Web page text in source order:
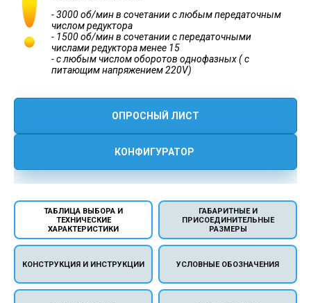
- 3000 об/мин в сочетании с любым передаточным
числом редуктора
- 1500 об/мин в сочетании с передаточными
числами редуктора менее 15
- с любым числом оборотов однофазных ( с
питающим напряжением 220V)
ОПРОСНЫЙ ЛИСТ
КОНФИГУРАТОР
ТАБЛИЦА ВЫБОРА И
ТЕХНИЧЕСКИЕ
ХАРАКТЕРИСТИКИ
ГАБАРИТНЫЕ И
ПРИСОЕДИНИТЕЛЬНЫЕ
РАЗМЕРЫ
КОНСТРУКЦИЯ И ИНСТРУКЦИИ УСЛОВНЫЕ ОБОЗНАЧЕНИЯ